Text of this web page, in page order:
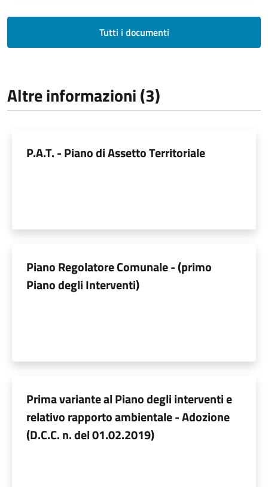
Tutti i documenti
Altre informazioni (3)
P.A.T. - Piano di Assetto Territoriale
Piano Regolatore Comunale - (primo
Piano degli Interventi)
Prima variante al Piano degli interventi e
relativo rapporto ambientale - Adozione
(D.C.C. n. del 01.02.2019)